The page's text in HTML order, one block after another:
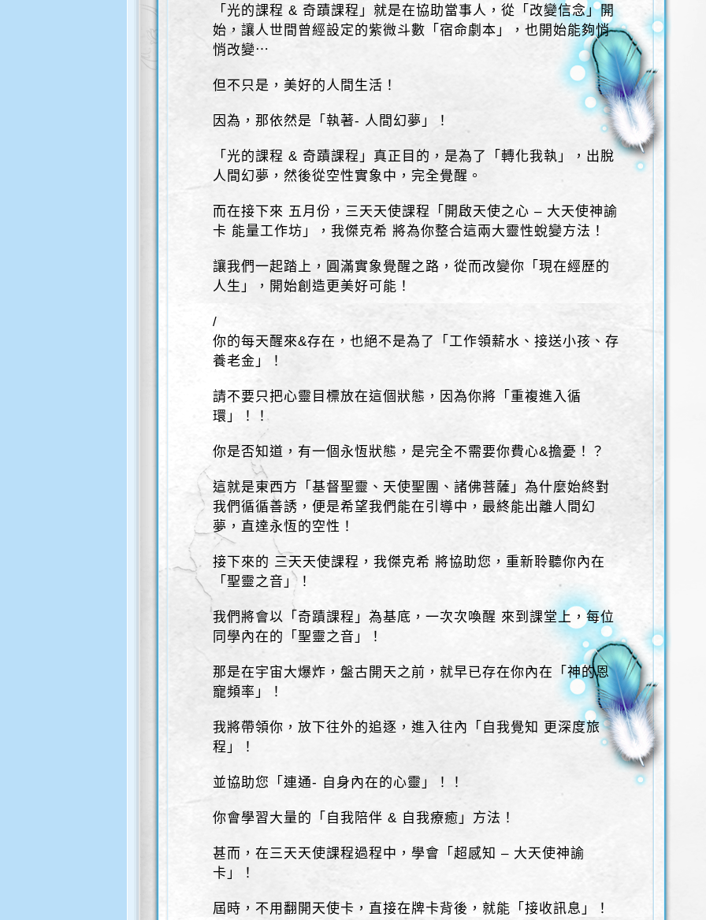
「光的課程 & 奇蹟課程」就是在協助當事人，從「改變信念」開
始，讓人世間曾經設定的紫微斗數「宿命劇本」，也開始能夠悄
悄改變⋯
但不只是，美好的人間生活！
因為，那依然是「執著- 人間幻夢」！
「光的課程 & 奇蹟課程」真正目的，是為了「轉化我執」，出脫
人間幻夢，然後從空性實象中，完全覺醒。
而在接下來 五月份，三天天使課程「開啟天使之心 – 大天使神諭
卡 能量工作坊」，我傑克希 將為你整合這兩大靈性蛻變方法！
讓我們一起踏上，圓滿實象覺醒之路，從而改變你「現在經歷的
人生」，開始創造更美好可能！
/
你的每天醒來&存在，也絕不是為了「工作領薪水、接送小孩、存
養老金」！
請不要只把心靈目標放在這個狀態，因為你將「重複進入循
環」！！
你是否知道，有一個永恆狀態，是完全不需要你費心&擔憂！？
這就是東西方「基督聖靈、天使聖團、諸佛菩薩」為什麼始終對
我們循循善誘，便是希望我們能在引導中，最終能出離人間幻
夢，直達永恆的空性！
接下來的 三天天使課程，我傑克希 將協助您，重新聆聽你內在
「聖靈之音」！
我們將會以「奇蹟課程」為基底，一次次喚醒 來到課堂上，每位
同學內在的「聖靈之音」！
那是在宇宙大爆炸，盤古開天之前，就早已存在你內在「神的恩
寵頻率」！
我將帶領你，放下往外的追逐，進入往內「自我覺知 更深度旅
程」！
並協助您「連通- 自身內在的心靈」！！
你會學習大量的「自我陪伴 & 自我療癒」方法！
甚而，在三天天使課程過程中，學會「超感知 – 大天使神諭
卡」！
屆時，不用翻開天使卡，直接在牌卡背後，就能「接收訊息」！